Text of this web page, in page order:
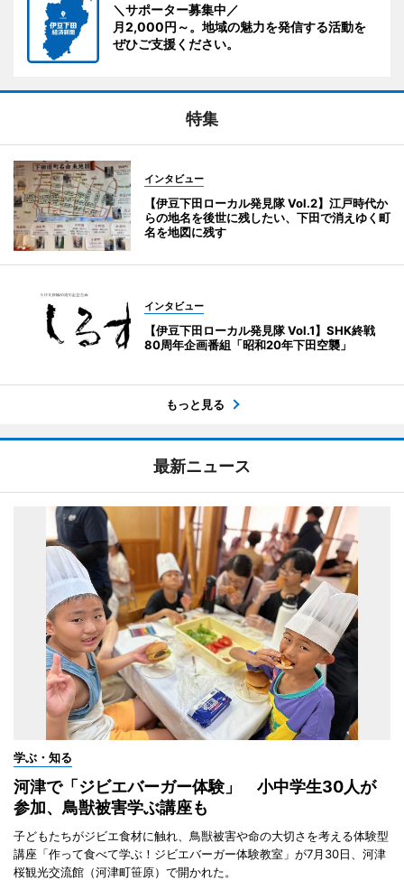
＼サポーター募集中／
月2,000円～。地域の魅力を発信する活動を
ぜひご支援ください。
特集
インタビュー
【伊豆下田ローカル発見隊 Vol.2】江戸時代か
らの地名を後世に残したい、下田で消えゆく町
名を地図に残す
インタビュー
【伊豆下田ローカル発見隊 Vol.1】SHK終戦
80周年企画番組「昭和20年下田空襲」
もっと見る
最新ニュース
学ぶ・知る
河津で「ジビエバーガー体験」 小中学生30人が
参加、鳥獣被害学ぶ講座も
子どもたちがジビエ食材に触れ、鳥獣被害や命の大切さを考える体験型
講座「作って食べて学ぶ！ジビエバーガー体験教室」が7月30日、河津
桜観光交流館（河津町笹原）で開かれた。